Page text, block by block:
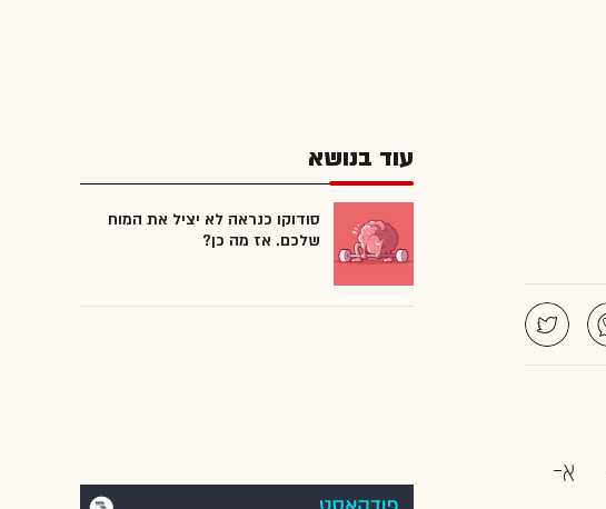
עוד בנושא
סודוקו כנראה לא יציל את המוח
שלכם. אז מה כן?